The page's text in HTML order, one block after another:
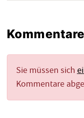
Kommentare
Sie müssen sich
Kommentare